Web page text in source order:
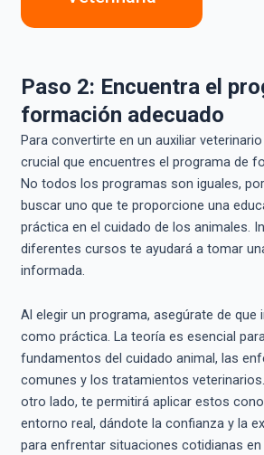
Paso 2: Encuentra el
formación adecuado
Para convertirte en un auxiliar
crucial que encuentres el programa de
No todos los programas son iguales,
buscar uno que te proporcione una
práctica en el cuidado de los animales.
diferentes cursos te ayudará a tomar
informada.
Al elegir un programa, asegúrate de
como práctica. La teoría es esencial
fundamentos del cuidado animal, las
comunes y los tratamientos
otro lado, te permitirá aplicar estos
entorno real, dándote la confianza y la
para enfrentar situaciones cotidianas en